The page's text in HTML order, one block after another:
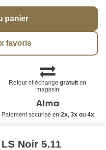
panier
favoris
Retour et échangegratuit en
magasin
Paiement sécurisé en 2x, 3x ou 4x
Noir 5.11